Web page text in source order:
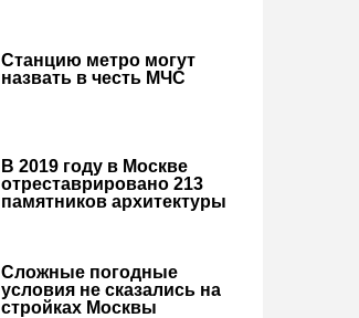
Станцию метро могут
назвать в честь МЧС
В 2019 году в Москве
отреставрировано 213
памятников архитектуры
Сложные погодные
условия не сказались на
стройках Москвы